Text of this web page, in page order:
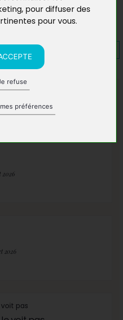
, pour diffuser des
pour vous.
refuse
préférences
- 15 août 2026
- 29 juillet 2026